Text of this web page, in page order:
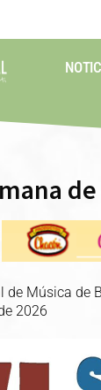
de Música de
2026